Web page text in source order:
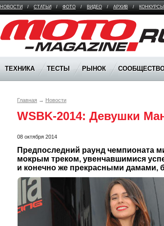
НОВОСТИ / СТАТЬИ / ФОТО / ВИДЕО / АРХИВ / КОНКУРСЫ
Moto Magazine
ТЕХНИКА ТЕСТЫ РЫНОК
Главная → Новости
WSBK-2014: Девушки
08 октября 2014
Предпоследний раунд чемпионата
мокрым треком, увенчавшимися
и конечно же прекрасными